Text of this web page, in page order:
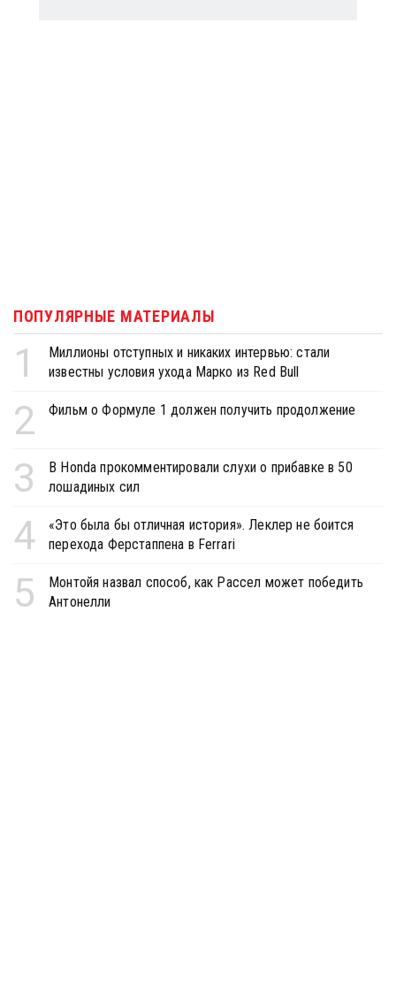
ПОПУЛЯРНЫЕ МАТЕРИАЛЫ
1
Миллионы отступных и никаких интервью: стали
известны условия ухода Марко из Red Bull
2 Фильм о Формуле 1 должен получить продолжение
3
В Honda прокомментировали слухи о прибавке в 50
лошадиных сил
4
«Это была бы отличная история». Леклер не боится
перехода Ферстаппена в Ferrari
5
Монтойя назвал способ, как Рассел может победить
Антонелли